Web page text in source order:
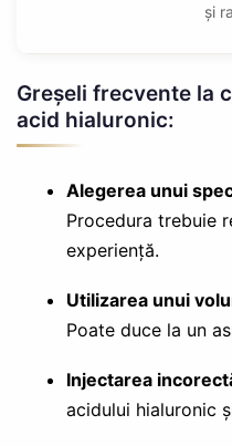
și
Greșeli frecvente la
acid hialuronic:
Alegerea unui
Procedura trebuie
experiență.
Utilizarea unui
Poate duce la un
Injectarea
acidului hialuronic